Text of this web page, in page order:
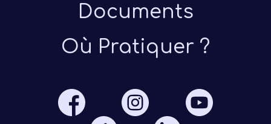
Documents
Où Pratiquer ?